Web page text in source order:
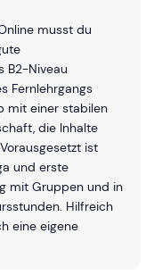
musst du
B2-Niveau
Fernlehrgangs
mit einer stabilen
die Inhalte
ist
und erste
mit Gruppen und in
Hilfreich
eine eigene